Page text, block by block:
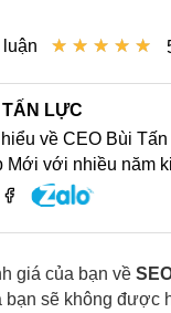
★ ★ ★ ★ ★
★ ★ ★ ★ ★
TẤN LỰC
về CEO Bùi
Mới với nhiều năm
phát triển
giá của bạn về
sẽ không được